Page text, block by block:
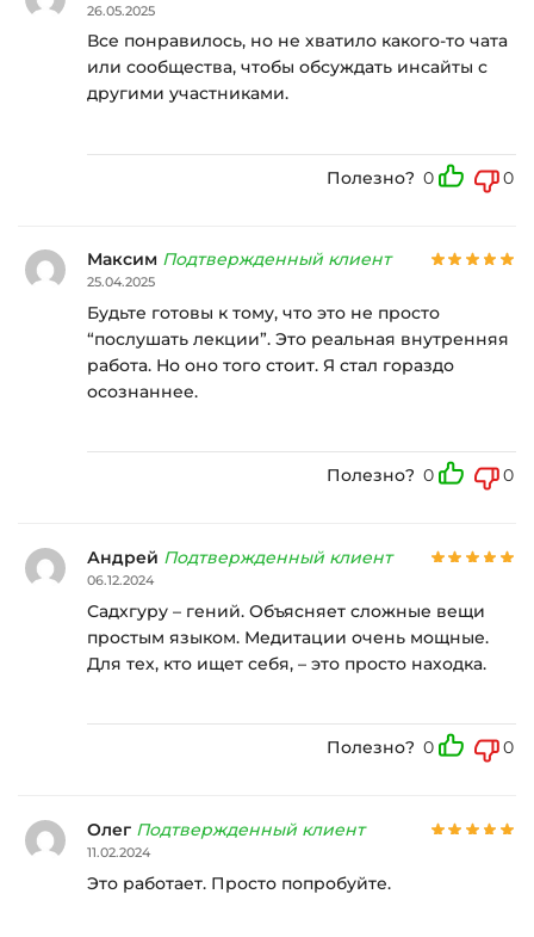
26.05.2025
Все понравилось, но не хватило какого-то чата
или сообщества, чтобы обсуждать инсайты с
другими участниками.
Полезно? 0 0
Максим Подтвержденный клиент
25.04.2025
Будьте готовы к тому, что это не просто
“послушать лекции”. Это реальная внутренняя
работа. Но оно того стоит. Я стал гораздо
осознаннее.
Полезно? 0 0
Андрей Подтвержденный клиент
06.12.2024
Садхгуру – гений. Объясняет сложные вещи
простым языком. Медитации очень мощные.
Для тех, кто ищет себя, – это просто находка.
Полезно? 0 0
Олег Подтвержденный клиент
11.02.2024
Это работает. Просто попробуйте.